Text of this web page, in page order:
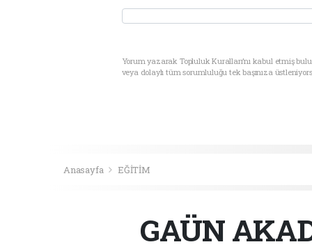
Yorum yazarak Topluluk Kuralları’nı kabul etmiş
veya dolaylı tüm sorumluluğu tek başınıza
Anasayfa EĞİTİM
GAÜN